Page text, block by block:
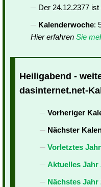
Der 24.12.2377 ist
Kalenderwoche:
Hier erfahren Sie
Heiligabend -
dasinternet.net-
Vorheriger
Nächster
Vorletztes
Aktuelles Jahr
Nächstes Jahr